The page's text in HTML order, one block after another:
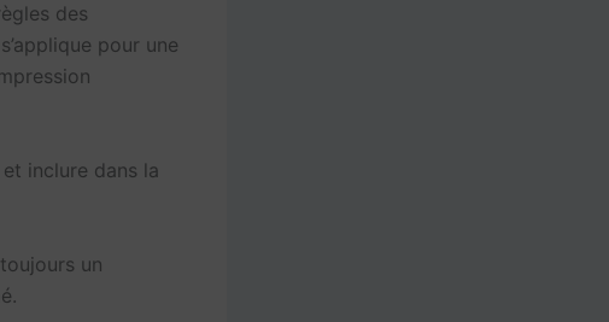
des
pour une
inclure dans la
un